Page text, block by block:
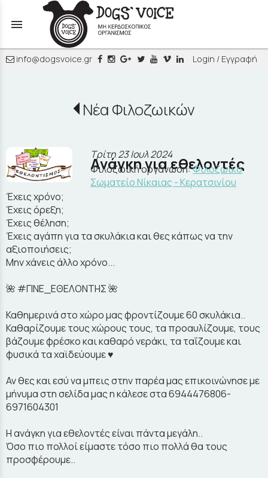
menu
info@dogsvoice.gr Login / Εγγραφή
Νέα Φιλοζωικών
Ανάγκη για εθελοντές
Τρίτη 23 Ιουλ 2024
Φιλοζωική οργάνωση:Φιλοζωικό
Σωματείο Νίκαιας - Κερατσινίου
Έχεις χρόνο;
Έχεις όρεξη;
Έχεις θέληση;
Έχεις αγάπη για τα σκυλάκια και θες κάπως να την
αξιοποιήσεις;
Μην χάνεις άλλο χρόνο...
🌺 #ΓΙΝΕ_ΕΘΕΛΟΝΤΗΣ 🌺
Καθημερινά στο χώρο μας φροντίζουμε 60 σκυλάκια..
Καθαρίζουμε τους χώρους τους, τα προαυλίζουμε, τους
βάζουμε φρέσκο και καθαρό νεράκι, τα ταΐζουμε και
φυσικά τα χαϊδεύουμε ♥
Αν θες και εσύ να μπεις στην παρέα μας επικοινώνησε με
μήνυμα στη σελίδα μας η κάλεσε στα 6944476806-
6971604301
Η ανάγκη για εθελοντές είναι πάντα μεγάλη..
Όσο πιο πολλοί είμαστε τόσο πιο πολλά θα τους
προσφέρουμε..